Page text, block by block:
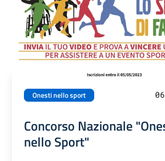
Onesti nello sport
Concorso Nazionale
nello Sport"